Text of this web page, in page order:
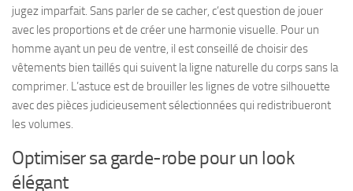
jugez imparfait. Sans parler de se cacher, c’est question de jouer
avec les proportions et de créer une harmonie visuelle. Pour un
homme ayant un peu de ventre, il est conseillé de choisir des
vêtements bien taillésqui suivent la ligne naturelle du corps sans la
comprimer. L’astuce est de brouiller les lignes de votre silhouette
avec des pièces judicieusement sélectionnées qui redistribueront
les volumes.
Optimiser sa garde-robe pour un look
élégant